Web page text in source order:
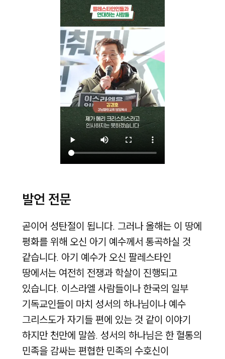
발언 전문
곧이어 성탄절이 됩니다. 그러나 올해는 이 땅에
평화를 위해 오신 아기 예수께서 통곡하실 것
같습니다. 아기 예수가 오신 팔레스타인
땅에서는 여전히 전쟁과 학살이 진행되고
있습니다. 이스라엘 사람들이나 한국의 일부
기독교인들이 마치 성서의 하나님이나 예수
그리스도가 자기들 편에 있는 것 같이 이야기
하지만 천만에 말씀. 성서의 하나님은 한 혈통의
민족을 감싸는 편협한 민족의 수호신이